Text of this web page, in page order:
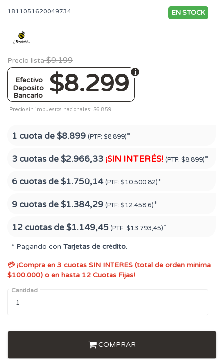
1811051620049734 EN STOCK
Precio lista $9.199
$8.299
Efectivo
Deposito
Bancario
Precio sin impuestos nacionales: $6.859
1 cuota de$8.899 (PTF: $8.899)*
3 cuotas de$2.966,33 ¡SIN INTERÉS! (PTF: $8.899)*
6 cuotas de$1.750,14 (PTF: $10.500,82)*
9 cuotas de$1.384,29 (PTF: $12.458,6)*
12 cuotas de$1.149,45 (PTF: $13.793,45)*
* Pagando con Tarjetas de crédito.
💳 ¡Compra en 3 cuotas SIN INTERES (total de orden minima
$100.000) o en hasta 12 Cuotas Fijas!
Cantidad
COMPRAR